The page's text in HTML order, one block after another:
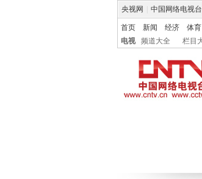
央视网 中国网络电视台
首页 新闻 经济 体育
电视
频道大全 栏目